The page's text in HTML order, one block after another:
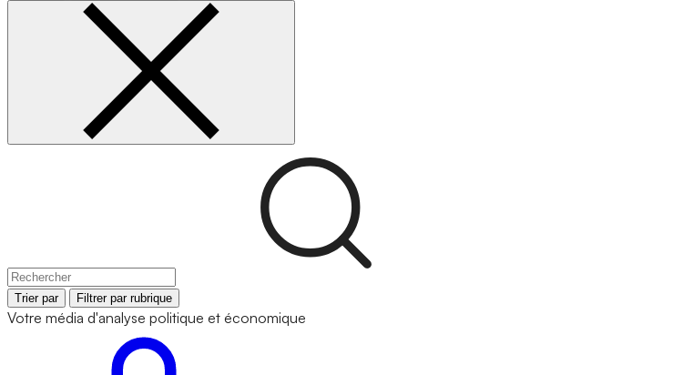
Trier par Filtrer par rubrique
Votre média d'analyse politique et économique